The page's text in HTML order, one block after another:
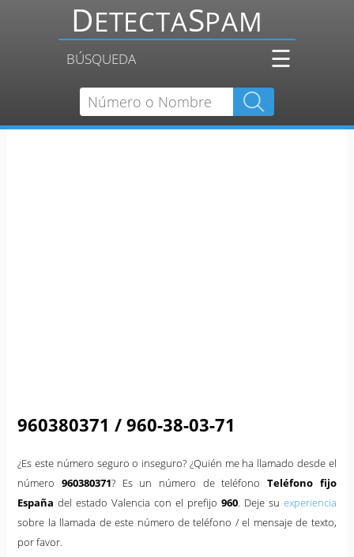
BÚSQUEDA ☰
960380371 / 960-38-03-71
¿Es este número seguro o inseguro? ¿Quién me ha llamado desde el
número960380371? Es un número de teléfono Teléfono fijo
España del estado Valencia con el prefijo 960. Deje su experiencia
sobre la llamada de este número de teléfono / el mensaje de texto,
por favor.